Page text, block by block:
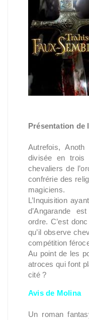
Présentation de
Autrefois,
divisée en trois
chevaliers de
confrérie des
magiciens.
L’Inquisition
d’Angarande
ordre. C’est
qu’il observe
compétition
Au point de les
atroces qui font
cité ?
Avis de Molina
Un roman